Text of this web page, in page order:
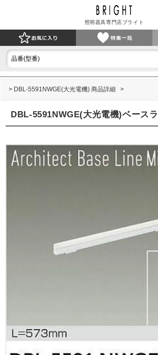
照明器具専門店ブライト
DBL-5591NWGE(大光電機) 商品詳細
DBL-5591NWGE(大光電機)ベース